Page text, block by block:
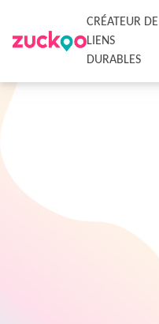
CRÉATEUR DE
LIENS
DURABLES